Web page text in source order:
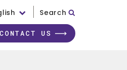
Search
CONTACT US